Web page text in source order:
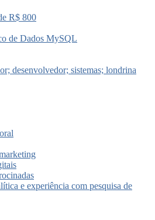
R$ 800
de Dados MySQL
desenvolvedor; sistemas; londrina
e experiência com pesquisa de